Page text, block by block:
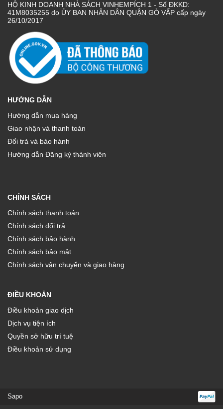
HỘ KINH DOANH NHÀ SÁCH VINHEMPÍCH 1 - Số ĐKKD:
41M8035255 do ỦY BAN NHÂN DÂN QUẬN GÒ VẤP cấp ngày
26/10/2017
HƯỚNG DẪN
Hướng dẫn mua hàng
Giao nhận và thanh toán
Đổi trả và bảo hành
Hướng dẫn Đăng ký thành viên
CHÍNH SÁCH
Chính sách thanh toán
Chính sách đổi trả
Chính sách bảo hành
Chính sách bảo mật
Chính sách vận chuyển và giao hàng
ĐIỀU KHOẢN
Điều khoản giao dịch
Dịch vụ tiện ích
Quyền sở hữu trí tuệ
Điều khoản sử dụng
Sapo